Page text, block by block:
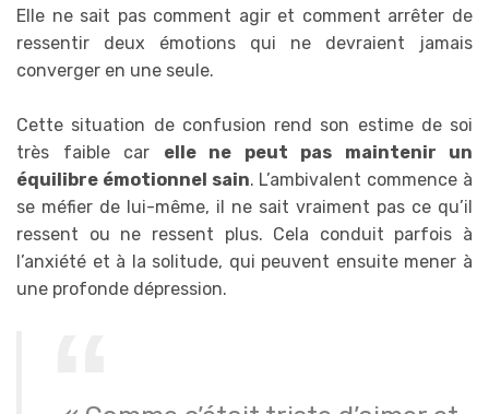
Elle ne sait pas comment agir et comment arrêter de
ressentir deux émotions qui ne devraient jamais
converger en une seule.
Cette situation de confusion rend son estime de soi
très faible car elle ne peut pas maintenir un
équilibre émotionnel sain. L’ambivalent commence à
se méfier de lui-même, il ne sait vraiment pas ce qu’il
ressent ou ne ressent plus. Cela conduit parfois à
l’anxiété et à la solitude, qui peuvent ensuite mener à
une profonde dépression.